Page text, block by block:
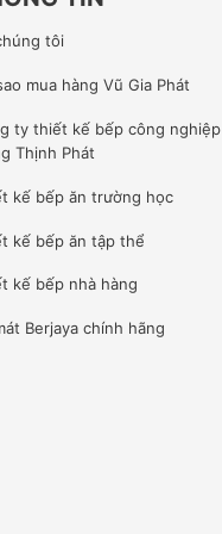
tôi
mua hàng Vũ Gia Phát
ty thiết kế bếp công nghiệp
Thịnh Phát
kế bếp ăn trường học
kế bếp ăn tập thể
kế bếp nhà hàng
Berjayachính hãng